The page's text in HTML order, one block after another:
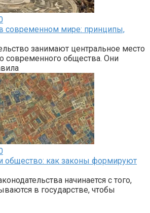
современном мире: принципы,
занимают центральное место
современного общества. Они
общество: как законы формируют
начинается с того,
в государстве, чтобы